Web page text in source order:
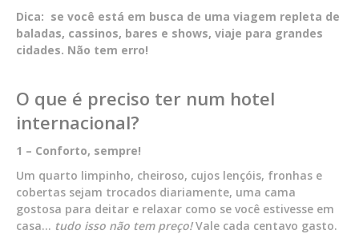
Dica: se você está em busca de uma viagem repleta de
baladas, cassinos, bares e shows, viaje para grandes
cidades. Não tem erro!
O que é preciso ter num hotel
internacional?
1 – Conforto, sempre!
Um quarto limpinho, cheiroso, cujos lençóis, fronhas e
cobertas sejam trocados diariamente, uma cama
gostosa para deitar e relaxar como se você estivesse em
casa… tudo isso não tem preço!Vale cada centavo gasto.